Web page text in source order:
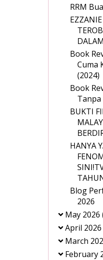
RRM
Book
Cuma
(2024)
Book
Tanpa
BUKTI
HANYA
Blog
2026
May 2026
April 2026
March
February